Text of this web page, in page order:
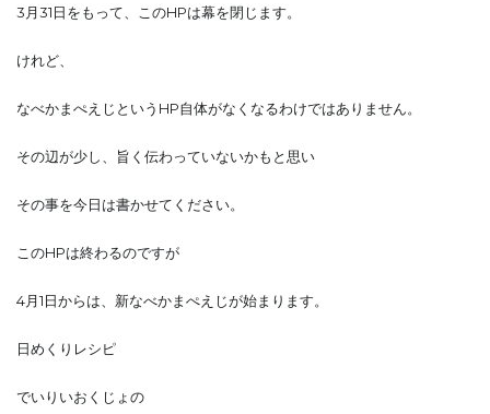
3月31日をもって、このHPは幕を閉じます。
けれど、
なべかまぺえじというHP自体がなくなるわけではありません。
その辺が少し、旨く伝わっていないかもと思い
その事を今日は書かせてください。
このHPは終わるのですが
4月1日からは、新なべかまぺえじが始まります。
日めくりレシピ
でいりいおくじょの